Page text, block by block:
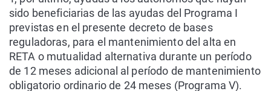
sido beneficiarias de las ayudas del Programa I
previstas en el presente decreto de bases
reguladoras, para el mantenimiento del alta en
RETA o mutualidad alternativa durante un período
de 12 meses adicional al período de mantenimiento
obligatorio ordinario de 24 meses (Programa V).